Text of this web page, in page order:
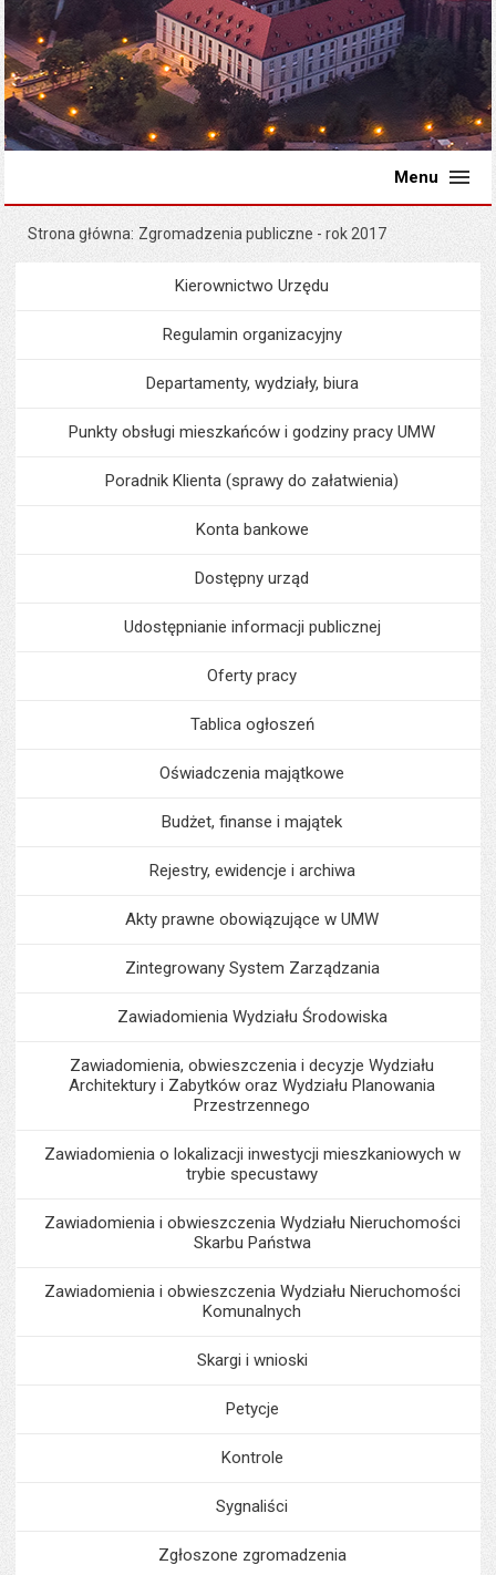
Menu
Strona główna Zgromadzenia publiczne - rok 2017
MenuUrząd Miejski
Kierownictwo Urzędu
Regulamin organizacyjny
Departamenty, wydziały, biura
Punkty obsługi mieszkańców i godziny pracy UMW
Poradnik Klienta (sprawy do załatwienia)
Konta bankowe
Dostępny urząd
Udostępnianie informacji publicznej
Oferty pracy
Tablica ogłoszeń
Oświadczenia majątkowe
Budżet, finanse i majątek
Rejestry, ewidencje i archiwa
Akty prawne obowiązujące w UMW
Zintegrowany System Zarządzania
Zawiadomienia Wydziału Środowiska
Zawiadomienia, obwieszczenia i decyzje Wydziału
Architektury i Zabytków oraz Wydziału Planowania
Przestrzennego
Zawiadomienia o lokalizacji inwestycji mieszkaniowych w
trybie specustawy
Zawiadomienia i obwieszczenia Wydziału Nieruchomości
Skarbu Państwa
Zawiadomienia i obwieszczenia Wydziału Nieruchomości
Komunalnych
Skargi i wnioski
Petycje
Kontrole
Sygnaliści
Zgłoszone zgromadzenia